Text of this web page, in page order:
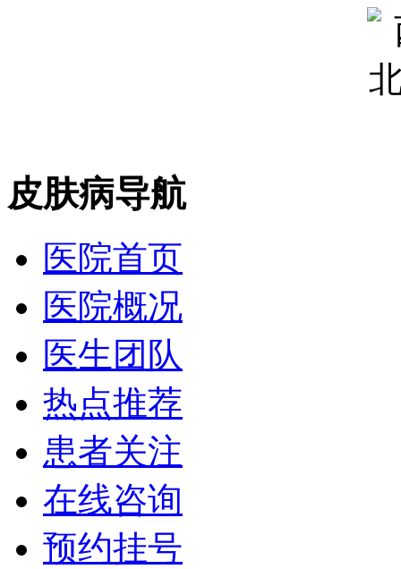
皮肤病导航
医院首页
医院概况
医生团队
热点推荐
患者关注
在线咨询
预约挂号